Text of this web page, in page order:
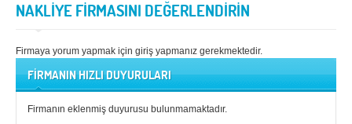
NAKLİYE FİRMASINI DEĞERLENDİRİN
Firmaya yorum yapmak için giriş yapmanız gerekmektedir.
FİRMANIN HIZLI DUYURULARI
Firmanın eklenmiş duyurusu bulunmamaktadır.